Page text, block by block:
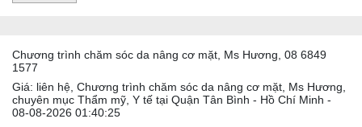
Chương trình chăm sóc da nâng cơ mặt, Ms Hương, 08 6849
1577
Giá: liên hệ, Chương trình chăm sóc da nâng cơ mặt, Ms Hương,
chuyên mục Thẩm mỹ, Y tế tại Quận Tân Bình - Hồ Chí Minh -
08-08-2026 01:40:25